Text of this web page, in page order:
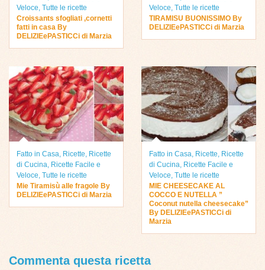
Veloce, Tutte le ricette
Croissants sfogliati ,cornetti
fatti in casa By
DELIZIEePASTICCi di Marzia
Veloce, Tutte le ricette
TIRAMISU BUONISSIMO By
DELIZIEePASTICCi di Marzia
Fatto in Casa, Ricette, Ricette
di Cucina, Ricette Facile e
Veloce, Tutte le ricette
Mie Tiramisù alle fragole By
DELIZIEePASTICCi di Marzia
Fatto in Casa, Ricette, Ricette
di Cucina, Ricette Facile e
Veloce, Tutte le ricette
MIE CHEESECAKE AL
COCCO E NUTELLA ”
Coconut nutella cheesecake”
By DELIZIEePASTICCi di
Marzia
Commenta questa ricetta